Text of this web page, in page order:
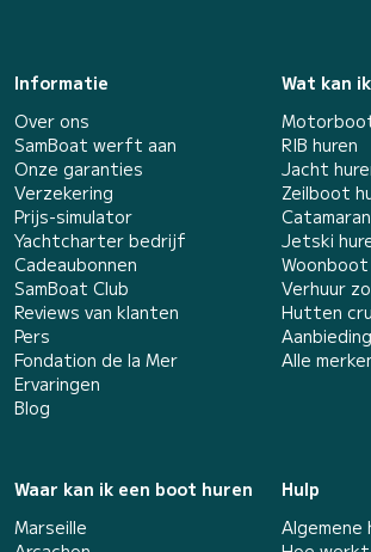
Informatie
Over ons
SamBoat werft aan
Onze garanties
Verzekering
Prijs-simulator
Yachtcharter bedrijf
Cadeaubonnen
SamBoat Club
Reviews van klanten
Pers
Fondation de la Mer
Ervaringen
Blog
Wat kan
RIB huren
Jacht
Zeilboot
Jetski
Woonboot
Verhuur
Hutten
Alle
Waar kan ik een boot huren
Marseille
Hulp
Algemene